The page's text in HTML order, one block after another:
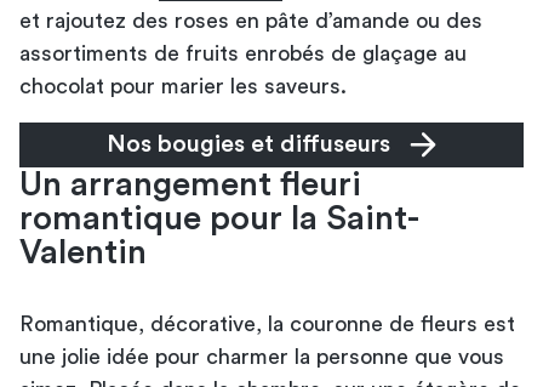
et rajoutez des roses en pâte d’amande ou des
assortiments de fruits enrobés de glaçage au
chocolat pour marier les saveurs.
Nos bougies et diffuseurs
Un arrangement fleuri
romantique pour la Saint-
Valentin
Romantique, décorative, la couronne de fleurs est
une jolie idée pour charmer la personne que vous